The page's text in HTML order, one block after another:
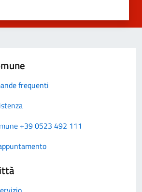
frequenti
+39 0523 492 111